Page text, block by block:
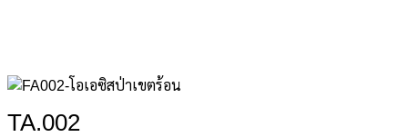
TA.002